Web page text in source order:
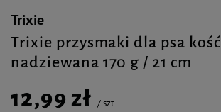
Trixie
Trixie przysmaki dla psa kość
nadziewana 170 g / 21 cm
12,99 zł /szt.